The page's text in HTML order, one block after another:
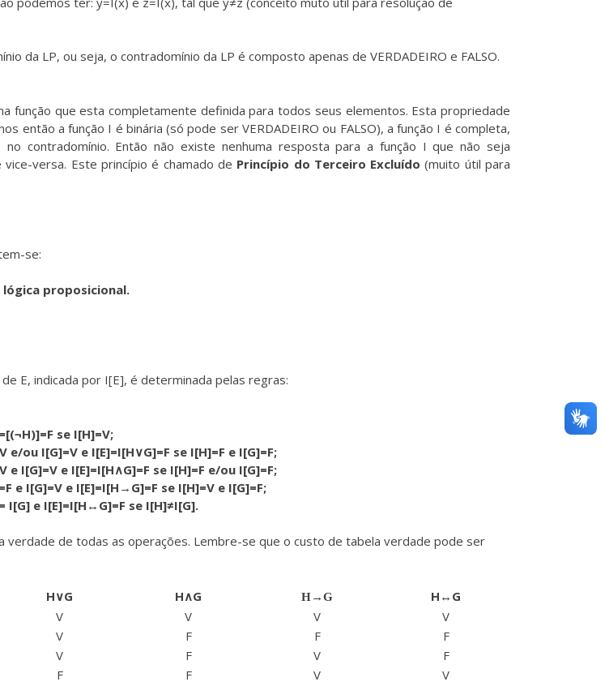
da LP, ou seja, o contradomínio da LP é composto apenas de VERDADEIRO e FALSO.
função que esta completamente definida para todos seus elementos. Esta propriedade
então a função I é binária (só pode ser VERDADEIRO ou FALSO), a função I é completa,
contradomínio. Então não existe nenhuma resposta para a função I que não seja
vice-versa. Este princípio é chamado de Princípio do Terceiro Excluído (muito útil para
se:
proposicional.
E, indicada por I[E], é determinada pelas regras:
se I[H]=V;
ou I[G]=V e I[E]=I[H∨G]=F se I[H]=F e I[G]=F;
I[G]=V e I[E]=I[H∧G]=F se I[H]=F e/ou I[G]=F;
e I[G]=V e I[E]=I[H→G]=F se I[H]=V e I[G]=F;
e I[E]=I[H↔G]=F se I[H]≠I[G].
verdade de todas as operações. Lembre-se que o custo de tabela verdade pode ser
H∨G H∧G H→G
H↔G
V V V
V
V F F
F
V F V
F
F F V V